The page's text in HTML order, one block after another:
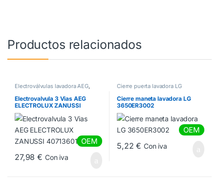
Productos relacionados
Electroválvulas lavadora AEG,
Electroválvulas lavadora
Electrolux,Electroválvulas
lavadora Zanussi
Electrovalvula 3 Vias AEG
ELECTROLUX ZANUSSI
4071360194
OEM
27,98€ Con iva
Cierre puerta lavadora LG
Cierre maneta lavadora LG
3650ER3002
OEM
5,22€ Con iva